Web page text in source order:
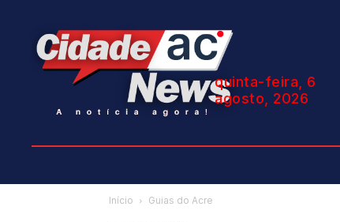
quinta-feira, 6
agosto, 2026
Início Guias do Acre